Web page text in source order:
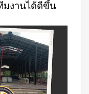
มงานได้ดีขึ้น